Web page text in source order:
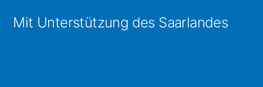
Mit Unterstützung des Saarlandes